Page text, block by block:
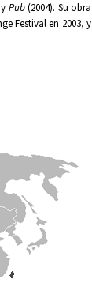
Pub(2004). Su obra
Festival en 2003, y